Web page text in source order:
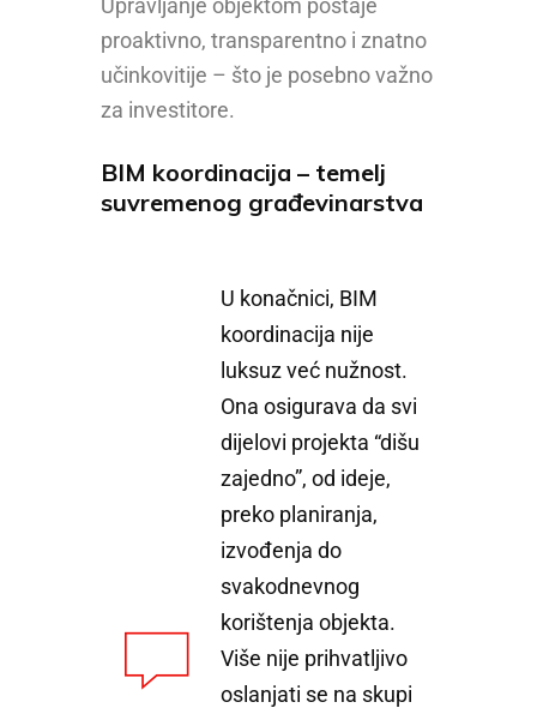
Upravljanje objektom postaje
proaktivno, transparentno i znatno
učinkovitije – što je posebno važno
za investitore.
BIM koordinacija – temelj
suvremenog građevinarstva
U konačnici, BIM
koordinacija nije
luksuz već nužnost.
Ona osigurava da svi
dijelovi projekta “dišu
zajedno”, od ideje,
preko planiranja,
izvođenja do
svakodnevnog
korištenja objekta.
Više nije prihvatljivo
oslanjati se na skupi